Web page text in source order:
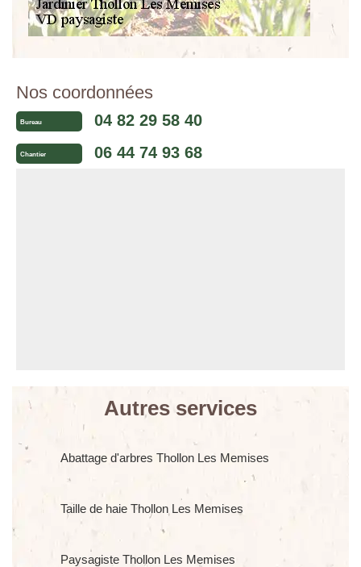
Nos coordonnées
Bureau 04 82 29 58 40
Chantier 06 44 74 93 68
Autres services
Abattage d'arbres Thollon Les Memises
Taille de haie Thollon Les Memises
Paysagiste Thollon Les Memises